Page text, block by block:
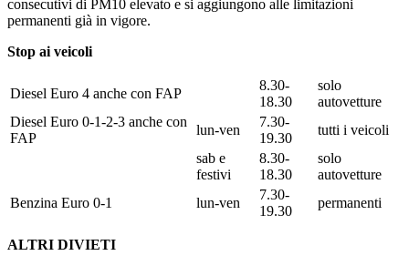
consecutivi di PM10 elevato e si aggiungono alle limitazioni
permanenti già in vigore.
Stop ai veicoli
Diesel Euro 4 anche con FAP
8.30-
18.30
solo
autovetture
Diesel Euro 0-1-2-3 anche con
FAP
lun-ven
7.30-
19.30
tutti i veicoli
sab e
festivi
8.30-
18.30
solo
autovetture
Benzina Euro 0-1
lun-ven
7.30-
19.30
permanenti
ALTRI DIVIETI